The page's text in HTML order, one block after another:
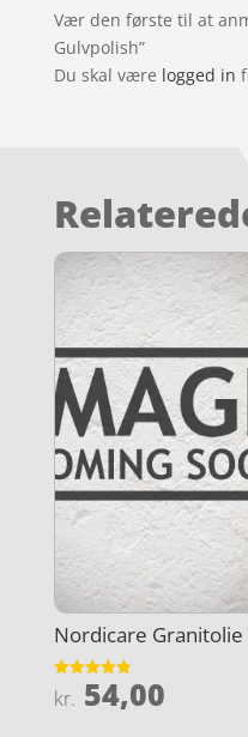
Vær den første til at
Gulvpolish”
Du skal være logged in
Nordicare Granitolie
Vurderet
4.9
kr. 54,00